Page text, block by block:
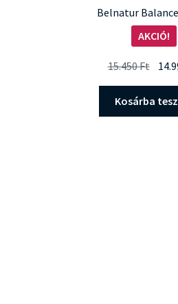
Belnatur
AKCIÓ!
15.450Ft
price
was:
Kosárba